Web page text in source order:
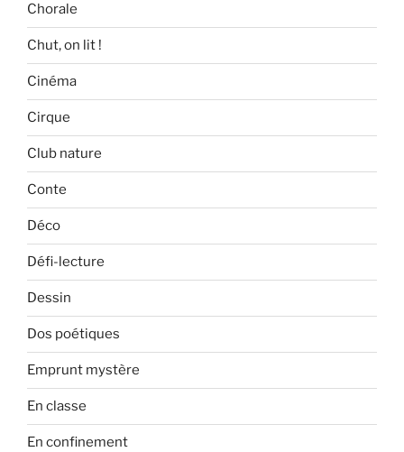
Chorale
Chut, on lit !
Cinéma
Cirque
Club nature
Conte
Déco
Défi-lecture
Dessin
Dos poétiques
Emprunt mystère
En classe
En confinement